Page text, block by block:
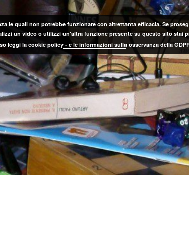
le quali non potrebbe funzionare con altrettanta efficacia. Se
un video o utilizzi un'altra funzione presente su questo sito stai
leggi la cookie policy - e le informazioni sulla osservanza della